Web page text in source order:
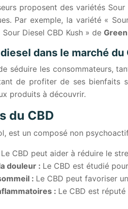
proposent des variétés
Par exemple, la variété «
Diesel CBD Kush » de
dans le marché du
séduire les consommateurs,
de profiter de ses bienfaits
produits à découvrir.
du CBD
est un composé non
Le CBD peut aider à réduire le
douleur : Le CBD est étudié
: Le CBD peut favoriser
: Le CBD est